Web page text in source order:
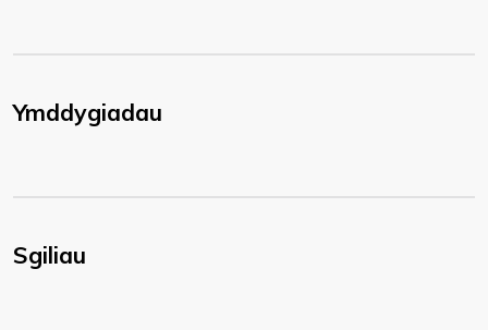
Ymddygiadau
Sgiliau